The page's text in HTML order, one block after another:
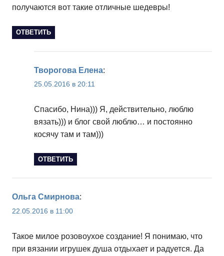
получаются вот такие отличные шедевры!
ОТВЕТИТЬ
Творогова Елена:
25.05.2016 в 20:11
Спасибо, Нина))) Я, действительно, люблю
вязать))) и блог свой люблю… и постоянно
косячу там и там)))
ОТВЕТИТЬ
Ольга Смирнова:
22.05.2016 в 11:00
Такое милое розовоухое создание! Я понимаю, что
при вязании игрушек душа отдыхает и радуется. Да